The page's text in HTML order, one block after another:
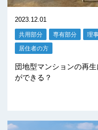
2023.12.01
共用部分 専有部分 理
居住者の方
団地型マンションの再
ができる？